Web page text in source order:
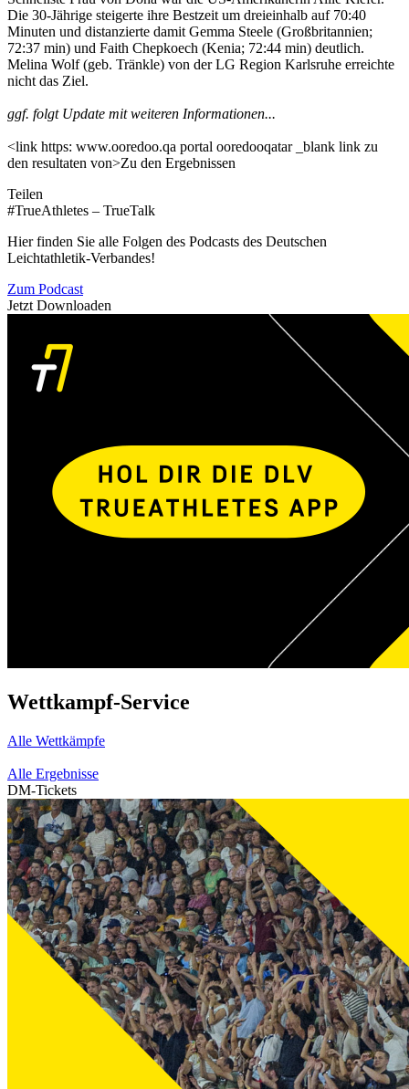
Die 30-Jährige steigerte ihre Bestzeit um dreieinhalb auf 70:40
Minuten und distanzierte damit Gemma Steele (Großbritannien;
72:37 min) und Faith Chepkoech (Kenia; 72:44 min) deutlich.
Melina Wolf (geb. Tränkle) von der LG Region Karlsruhe erreichte
nicht das Ziel.
ggf. folgt Update mit weiteren Informationen...
<link https: www.ooredoo.qa portal ooredooqatar _blank link zu
den resultaten von>Zu den Ergebnissen
Teilen
#TrueAthletes – TrueTalk
Hier finden Sie alle Folgen des Podcasts des Deutschen
Leichtathletik-Verbandes!
Zum Podcast
Jetzt Downloaden
Wettkampf-Service
Alle Wettkämpfe
Alle Ergebnisse
DM-Tickets